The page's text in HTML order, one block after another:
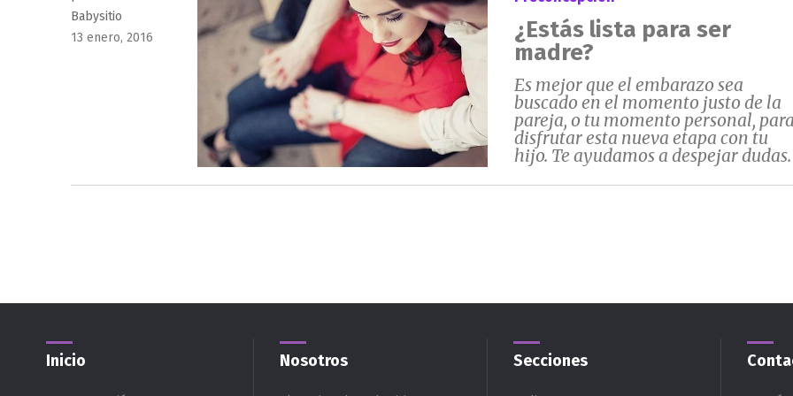
Babysitio
Publicado
13 enero, 2016
¿Estás lista para ser
madre?
Es mejor que el embarazo sea
buscado en el momento justo de la
pareja, o tu momento personal, para
disfrutar esta nueva etapa con tu
hijo. Te ayudamos a despejar dudas.
Inicio Nosotros Secciones